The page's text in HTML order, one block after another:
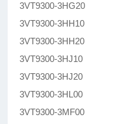
3VT9300-3HG20
3VT9300-3HH10
3VT9300-3HH20
3VT9300-3HJ10
3VT9300-3HJ20
3VT9300-3HL00
3VT9300-3MF00